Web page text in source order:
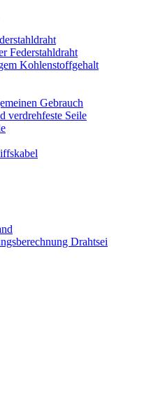
Federstahldraht
Kohlenstoffgehalt
Gebrauch
verdrehfeste Seile
Drahtsei